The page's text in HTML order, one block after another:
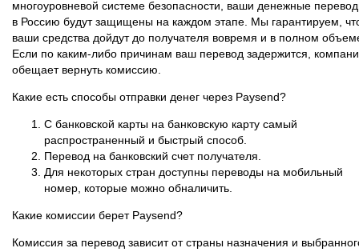
многоуровневой системе безопасности, ваши денежные
в Россию будут защищены на каждом этапе. Мы гарантируем,
ваши средства дойдут до получателя вовремя и в полном
Если по каким-либо причинам ваш перевод задержится,
обещает вернуть комиссию.
Какие есть способы отправки денег через Paysend?
С банковской карты на банковскую карту самый
распространенный и быстрый способ.
Перевод на банковский счет получателя.
Для некоторых стран доступны переводы на мобильный
номер, которые можно обналичить.
Какие комиссии берет Paysend?
Комиссия за перевод зависит от страны назначения и